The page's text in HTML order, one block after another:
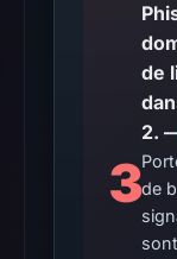
3
de
de